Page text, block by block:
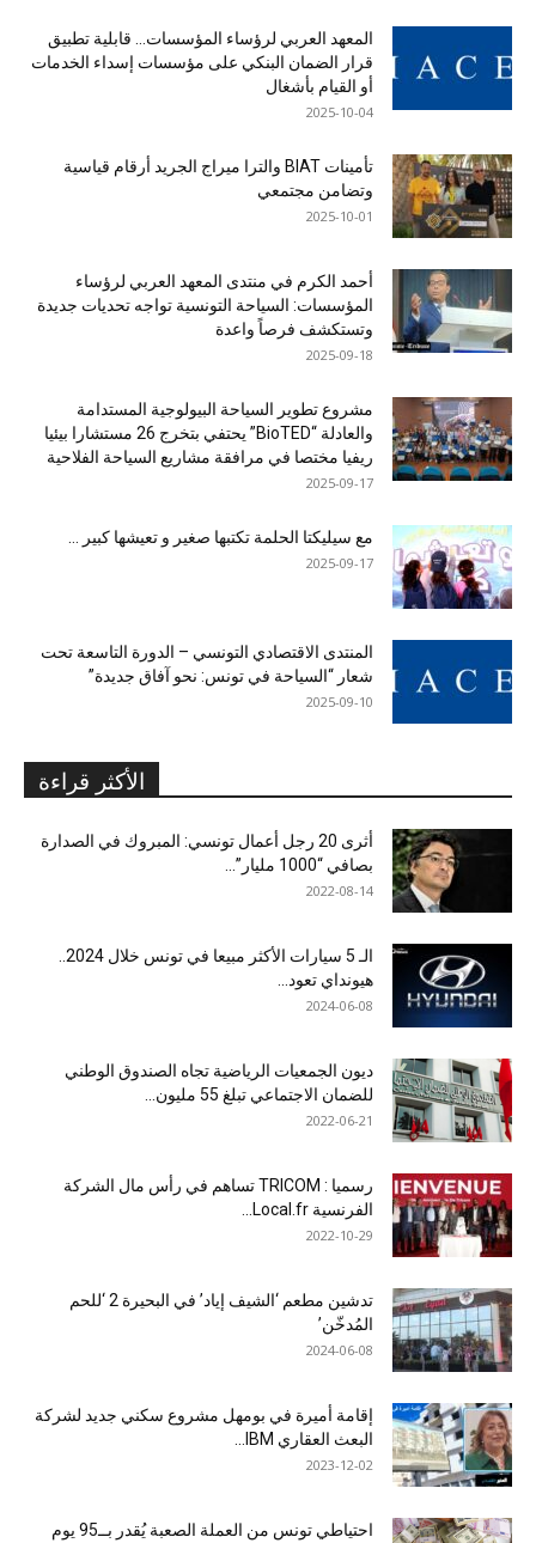
المعهد العربي لرؤساء المؤسسات… قابلية تطبيق
قرار الضمان البنكي على مؤسسات إسداء الخدمات
أو القيام بأشغال
2025-10-04
تأمينات BIAT والترا ميراج الجريد أرقام قياسية
وتضامن مجتمعي
2025-10-01
أحمد الكرم في منتدى المعهد العربي لرؤساء
المؤسسات: السياحة التونسية تواجه تحديات جديدة
وتستكشف فرصاً واعدة
2025-09-18
مشروع تطوير السياحة البيولوجية المستدامة
والعادلة “BioTED” يحتفي بتخرج 26 مستشارا بيئيا
ريفيا مختصا في مرافقة مشاريع السياحة الفلاحية
2025-09-17
مع سيليكتا الحلمة تكتبها صغير و تعيشها كبير …
2025-09-17
المنتدى الاقتصادي التونسي – الدورة التاسعة تحت
شعار “السياحة في تونس: نحو آفاق جديدة”
2025-09-10
الأكثر قراءة
أثرى 20 رجل أعمال تونسي: المبروك في الصدارة
بصافي “1000 مليار”...
2022-08-14
هيونداي تعود...
2024-06-08
ديون الجمعيات الرياضية تجاه الصندوق الوطني
للضمان الاجتماعي تبلغ 55 مليون...
2022-06-21
رسميا : TRICOM تساهم في رأس مال الشركة
الفرنسية Local.fr...
2022-10-29
تدشين مطعم ‘الشيف إياد’ في البحيرة 2 ‘للحم
المُدخّن’
2024-06-08
إقامة أميرة في بومهل مشروع سكني جديد لشركة
البعث العقاري IBM...
2023-12-02
احتياطي تونس من العملة الصعبة يُقدر بــ95 يوم